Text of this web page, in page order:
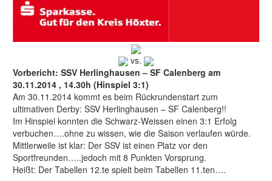
vs.
Vorbericht: SSV Herlinghausen – SF Calenberg am
30.11.2014 , 14.30h (Hinspiel 3:1)
Am 30.11.2014 kommt es beim Rückrundenstart zum
ultimativen Derby: SSV Herlinghausen – SF Calenberg!!
Im Hinspiel konnten die Schwarz-Weissen einen 3:1 Erfolg
verbuchen….ohne zu wissen, wie die Saison verlaufen würde.
Mittlerweile ist klar: Der SSV ist einen Platz vor den
Sportfreunden…..jedoch mit 8 Punkten Vorsprung.
Heißt: Der Tabellen 12.te spielt beim Tabellen 11.ten….